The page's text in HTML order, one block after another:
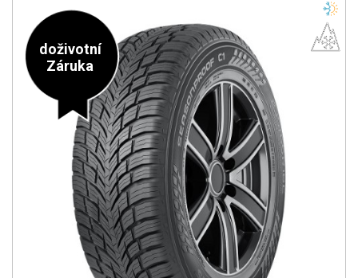
doživotní
Záruka